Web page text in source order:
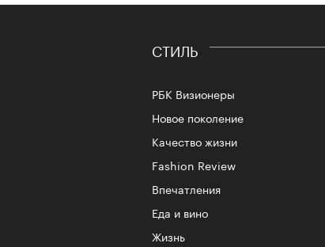
СТИЛЬ
РБК Визионеры
Новое поколение
Качество жизни
Fashion Review
Впечатления
Еда и вино
Жизнь